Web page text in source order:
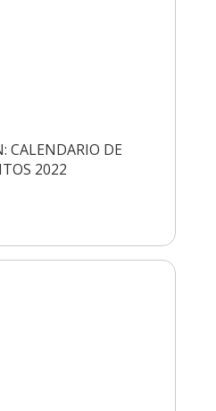
CALENDARIO DE
2022